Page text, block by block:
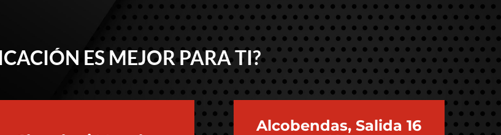
ES MEJOR PARA TI?
Alcobendas, Salida 16